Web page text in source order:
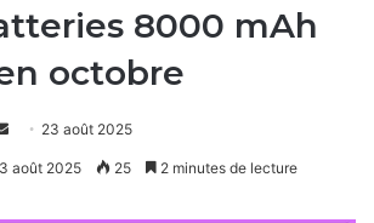
8000 mAh
octobre
Envoyer23 août 2025
août 2025 25 2 minutes de lecture